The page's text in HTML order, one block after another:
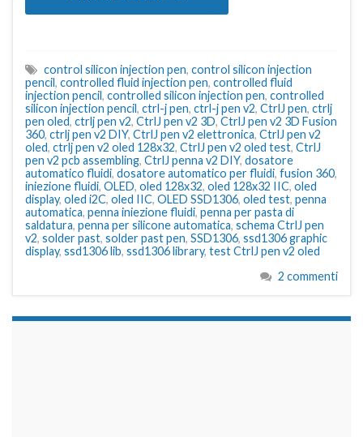
control silicon injection pen, control silicon injection
pencil, controlled fluid injection pen, controlled fluid
injection pencil, controlled silicon injection pen, controlled
silicon injection pencil, ctrl-j pen, ctrl-j pen v2, CtrlJ pen, ctrlj
pen oled, ctrlj pen v2, CtrlJ pen v2 3D, CtrlJ pen v2 3D Fusion
360, ctrlj pen v2 DIY, CtrlJ pen v2 elettronica, CtrlJ pen v2
oled, ctrlj pen v2 oled 128x32, CtrlJ pen v2 oled test, CtrlJ
pen v2 pcb assembling, CtrlJ penna v2 DIY, dosatore
automatico fluidi, dosatore automatico per fluidi, fusion 360,
iniezione fluidi, OLED, oled 128x32, oled 128x32 IIC, oled
display, oled i2C, oled IIC, OLED SSD1306, oled test, penna
automatica, penna iniezione fluidi, penna per pasta di
saldatura, penna per silicone automatica, schema CtrlJ pen
v2, solder past, solder past pen, SSD1306, ssd1306 graphic
display, ssd1306 lib, ssd1306 library, test CtrlJ pen v2 oled
2 commenti